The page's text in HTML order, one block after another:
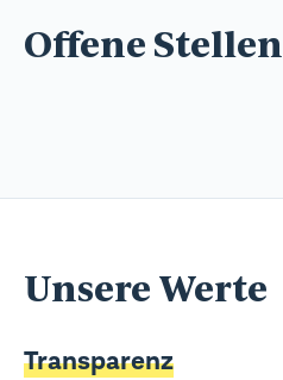
Offene Stellen
Unsere Werte
Transparenz